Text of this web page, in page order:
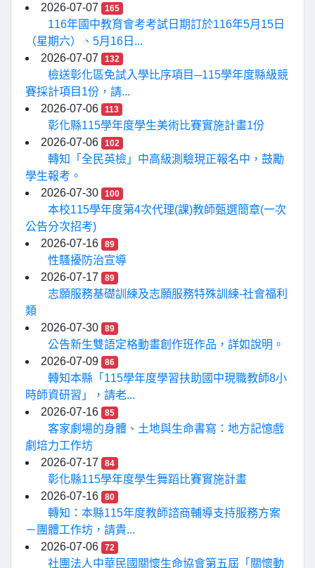
2026-07-07
165
116年國中教育會考考試日期訂於116年5月15日
（星期六）、5月16日...
2026-07-07
132
檢送彰化區免試入學比序項目─115學年度縣級競
賽採計項目1份，請...
2026-07-06
113
彰化縣115學年度學生美術比賽實施計畫1份
2026-07-06
102
轉知「全民英檢」中高級測驗現正報名中，鼓勵
學生報考。
2026-07-30
100
本校115學年度第4次代理(課)教師甄選簡章(一次
公告分次招考)
2026-07-16
89
性騷擾防治宣導
2026-07-17
89
志願服務基礎訓練及志願服務特殊訓練-社會福利
類
2026-07-30
89
公告新生雙語定格動畫創作班作品，詳如說明。
2026-07-09
86
轉知本縣「115學年度學習扶助國中現職教師8小
時師資研習」，請老...
2026-07-16
85
客家劇場的身體、土地與生命書寫：地方記憶戲
劇培力工作坊
2026-07-17
84
彰化縣115學年度學生舞蹈比賽實施計畫
2026-07-16
80
轉知：本縣115年度教師諮商輔導支持服務方案
－團體工作坊，請貴...
2026-07-06
72
社團法人中華民國關懷生命協會第五屆「關懷動